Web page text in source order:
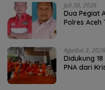
Juli 30, 2026
Dua Pegiat
Polres Aceh
Agustus 3, 2026
Didukung
PNA dari